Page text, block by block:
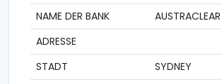
NAME DER BANK
ADRESSE
STADT
SYDNEY